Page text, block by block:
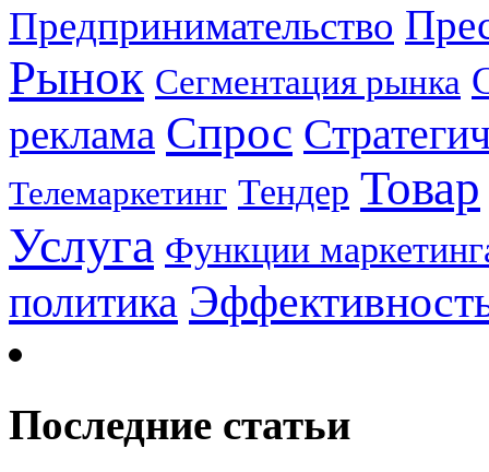
Предпринимательство
Рынок Сегментация рынка
реклама Спрос
Телемаркетинг Тендер Товар
Услуга Функции
политика
Последние статьи